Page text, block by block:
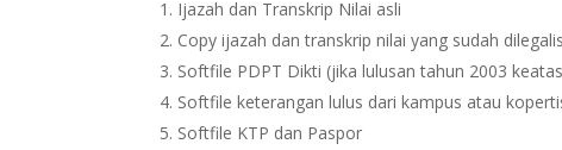
Ijazah dan Transkrip Nilai asli
Copy ijazah dan transkrip nilai yang sudah
Softfile PDPT Dikti (jika lulusan tahun 2003
Softfile keterangan lulus dari kampus atau
Softfile KTP dan Paspor